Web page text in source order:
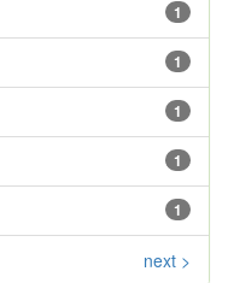
1
1
1
1
1
next >